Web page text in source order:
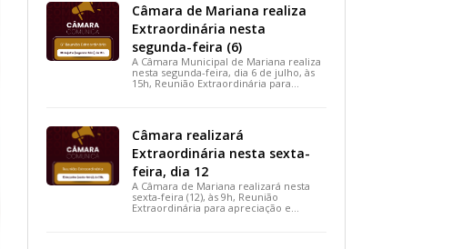
Câmara de Mariana realiza
Extraordinária nesta
segunda-feira (6)
A Câmara Municipal de Mariana realiza
nesta segunda-feira, dia 6 de julho, às
15h, Reunião Extraordinária para
apreciação de importantes projetos de
Câmara realizará
Extraordinária nesta sexta-
feira, dia 12
A Câmara de Mariana realizará nesta
sexta-feira (12), às 9h, Reunião
Extraordinária para apreciação e
votação de projetos de interesse